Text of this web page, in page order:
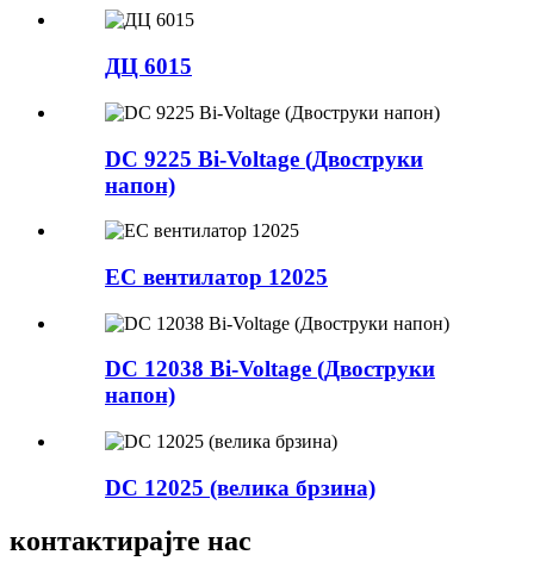
ДЦ 6015
DC 9225 Bi-Voltage (Двоструки
напон)
EC вентилатор 12025
DC 12038 Bi-Voltage (Двоструки
напон)
DC 12025 (велика брзина)
контактирајте нас